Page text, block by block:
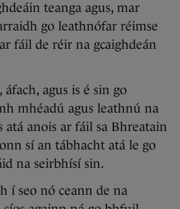
teanga agus, mar
go leathnófar réimse
fáil de réir na gcaighdeán
agus is é sin go
mhéadú agus leathnú na
anois ar fáil sa Bhreatain
sí an tábhacht atá le go
na seirbhísí sin.
í seo nó ceann de na